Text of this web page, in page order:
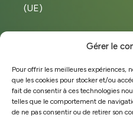
Gérer le
Pour offrir les meilleures expériences,
que les cookies pour stocker et/ou
fait de consentir à ces technologies
telles que le comportement de
de ne pas consentir ou de retirer son
(UE)
Facebook